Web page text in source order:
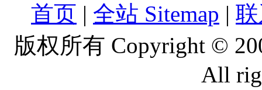
首页 | 全站 Sitemap |
版权所有 Copyright ©
All